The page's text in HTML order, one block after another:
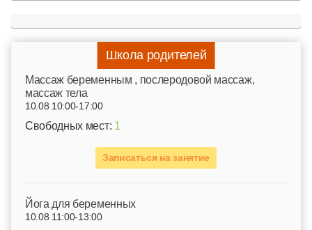
Школа родителей
Mассаж беременным , послеродовой массаж,
массаж тела
10.08 10:00-17:00
Свободных мест: 1
Записаться на занятие
Йога для беременных
10.08 11:00-13:00